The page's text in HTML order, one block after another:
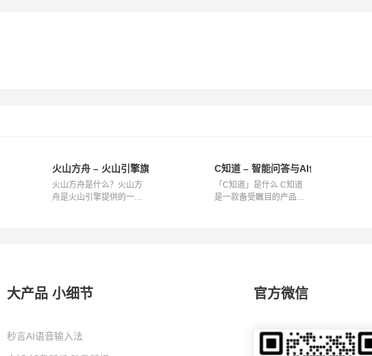
火山方舟 – 火山引擎旗下大模型服务平台
火山方舟是什么？火山方
舟是火山引擎提供的一项
C知道 – 智能问答与AI创作的得力助手
「C知道」是什么 C知道
是一款备受瞩目的产品，
大产品 小细节
秒言AI语音输入法
官方微信